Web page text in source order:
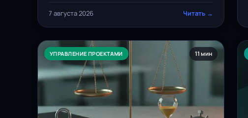
7 августа 2026 Читать →
УПРАВЛЕНИЕ ПРОЕКТАМИ 11 мин